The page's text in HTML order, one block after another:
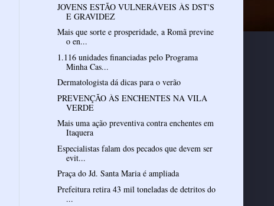
JOVENS ESTÃO VULNERÁVEIS ÀS DST'S
E GRAVIDEZ
Mais que sorte e prosperidade, a Romã previne
o en...
1.116 unidades financiadas pelo Programa
Minha Cas...
Dermatologista dá dicas para o verão
PREVENÇÃO ÀS ENCHENTES NA VILA
VERDE
Mais uma ação preventiva contra enchentes em
Itaquera
Especialistas falam dos pecados que devem ser
evit...
Praça do Jd. Santa Maria é ampliada
Prefeitura retira 43 mil toneladas de detritos do
...